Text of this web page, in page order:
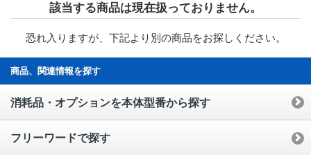
該当する商品は現在扱っておりません。
恐れ入りますが、下記より別の商品をお探しください。
商品、関連情報を探す
消耗品・オプションを本体型番から探す
フリーワードで探す